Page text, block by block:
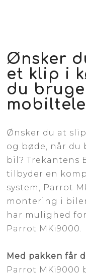
​Ønsker
et klip i
du
​Ønsker du at
og bøde, når
bil? Trekantens
tilbyder en
system, Parrot
montering i
har mulighed
Parrot MKi9000.
Med pakken får
Parrot